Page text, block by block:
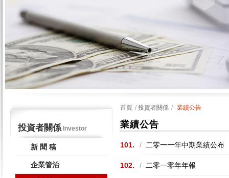
全站搜尋
投資者關係Investor
新 聞 稿
企業管治
首頁 / 投資者關係 / 業績公告
業績公告
101. / 二零一一年中期業績公布
102. / 二零一零年年報